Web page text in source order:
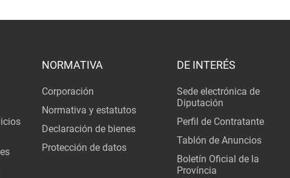
NORMATIVA
Corporación
Normativa y estatutos
Declaración de bienes
Protección de datos
DE INTERÉS
Sede electrónica de
Diputación
Perfil de Contratante
Tablón de Anuncios
Boletín Oficial de la
Província